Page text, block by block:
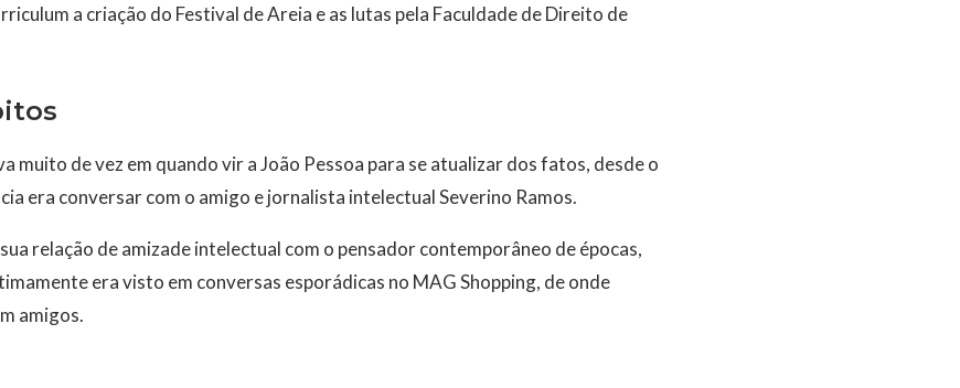
a criação do Festival de Areia e as lutas pela Faculdade de Direito de
muito de vez em quando vir a João Pessoa para se atualizar dos fatos, desde o
era conversar com o amigo e jornalista intelectual Severino Ramos.
relação de amizade intelectual com o pensador contemporâneo de épocas,
era visto em conversas esporádicas no MAG Shopping, de onde
amigos.